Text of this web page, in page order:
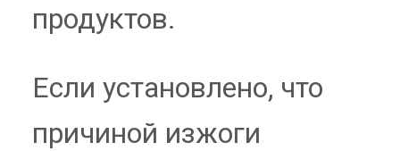
продуктов.
Если установлено, что
причиной изжоги